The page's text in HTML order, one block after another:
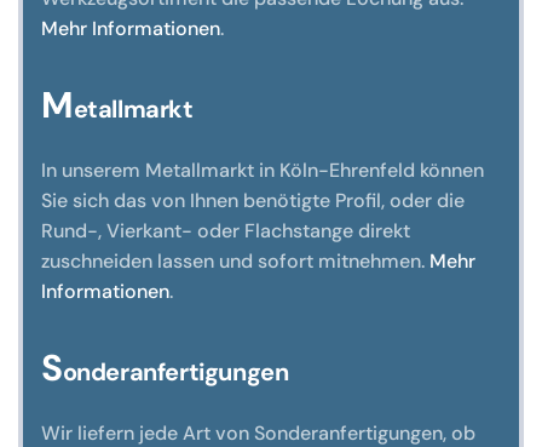
Mehr Informationen.
Metallmarkt
In unserem Metallmarkt in Köln-Ehrenfeld können
Sie sich das von Ihnen benötigte Profil, oder die
Rund-, Vierkant- oder Flachstange direkt
zuschneiden lassen und sofort mitnehmen. Mehr
Informationen.
Sonderanfertigungen
Wir liefern jede Art von Sonderanfertigungen, ob